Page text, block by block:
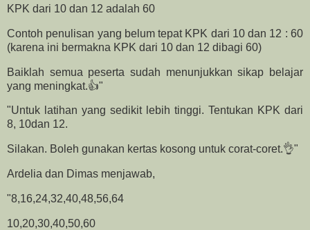
KPK dari 10 dan 12 adalah 60
Contoh penulisan yang belum tepat KPK dari 10 dan 12 : 60
(karena ini bermakna KPK dari 10 dan 12 dibagi 60)
Baiklah semua peserta sudah menunjukkan sikap belajar
yang meningkat.👍"
"Untuk latihan yang sedikit lebih tinggi. Tentukan KPK dari
8, 10dan 12.
Silakan. Boleh gunakan kertas kosong untuk corat-coret.👌"
Ardelia dan Dimas menjawab,
"8,16,24,32,40,48,56,64
10,20,30,40,50,60